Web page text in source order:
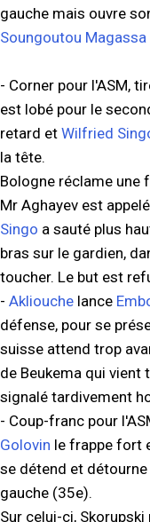
gauche mais ouvre
Soungoutou Magassa
- Corner pour l'ASM,
est lobé pour le
retard et Wilfried
la tête.
Bologne réclame une
Mr Aghayev est
Singo a sauté plus
bras sur le gardien,
toucher. Le but est
- Akliouche lance
défense, pour se
suisse attend trop
de Beukema qui vient
signalé tardivement
- Coup-franc pour
Golovin le frappe fort
se détend et
gauche (35e).
Sur celui-ci,